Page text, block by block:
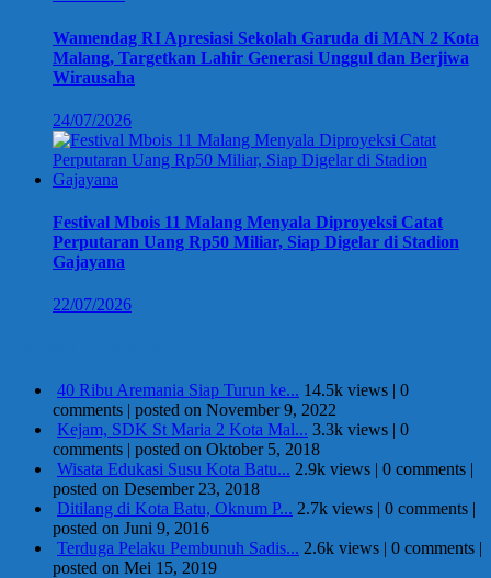
Wamendag RI Apresiasi Sekolah Garuda di MAN 2 Kota
Malang, Targetkan Lahir Generasi Unggul dan Berjiwa
Wirausaha
24/07/2026
Festival Mbois 11 Malang Menyala Diproyeksi Catat
Perputaran Uang Rp50 Miliar, Siap Digelar di Stadion
Gajayana
22/07/2026
40 Ribu Aremania Siap Turun ke... 14.5k views | 0
comments | posted on November 9, 2022
Kejam, SDK St Maria 2 Kota Mal... 3.3k views | 0
comments | posted on Oktober 5, 2018
Wisata Edukasi Susu Kota Batu... 2.9k views | 0 comments |
posted on Desember 23, 2018
Ditilang di Kota Batu, Oknum P... 2.7k views | 0 comments |
posted on Juni 9, 2016
Terduga Pelaku Pembunuh Sadis... 2.6k views | 0 comments |
posted on Mei 15, 2019